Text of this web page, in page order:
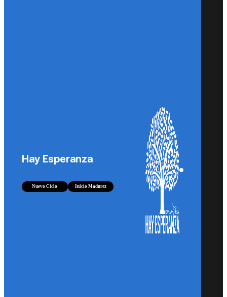
Hay Esperanza
Nuevo Ciclo Inicio Madurez